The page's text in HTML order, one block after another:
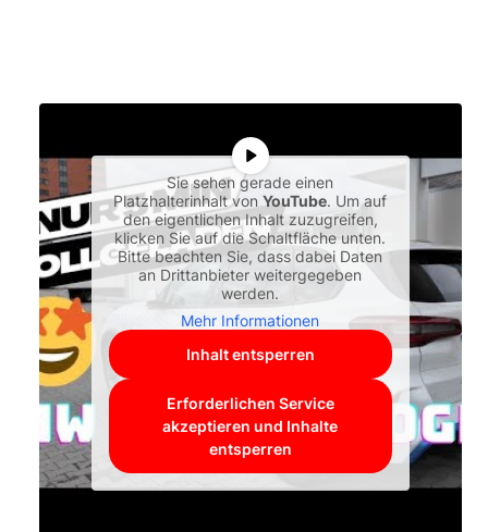
Sie sehen gerade einen
Platzhalterinhalt vonYouTube. Um auf
den eigentlichen Inhalt zuzugreifen,
klicken Sie auf die Schaltfläche unten.
Bitte beachten Sie, dass dabei Daten
an Drittanbieter weitergegeben
werden.
Mehr Informationen
Inhalt entsperren
Erforderlichen Service
akzeptieren und Inhalte
entsperren